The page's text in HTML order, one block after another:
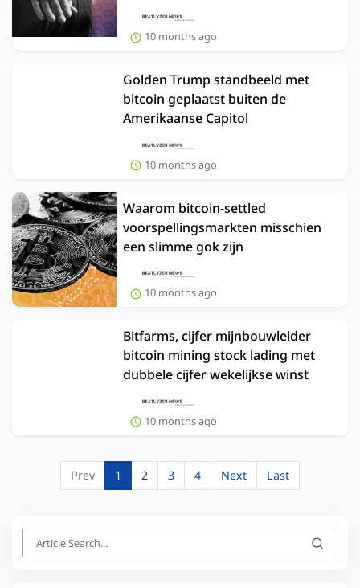
10 months ago
Golden Trump standbeeld met
bitcoin geplaatst buiten de
Amerikaanse Capitol
10 months ago
Waarom bitcoin-settled
voorspellingsmarkten misschien
een slimme gok zijn
10 months ago
Bitfarms, cijfer mijnbouwleider
bitcoin mining stock lading met
dubbele cijfer wekelijkse winst
10 months ago
Prev 1 2 3 4 Next Last